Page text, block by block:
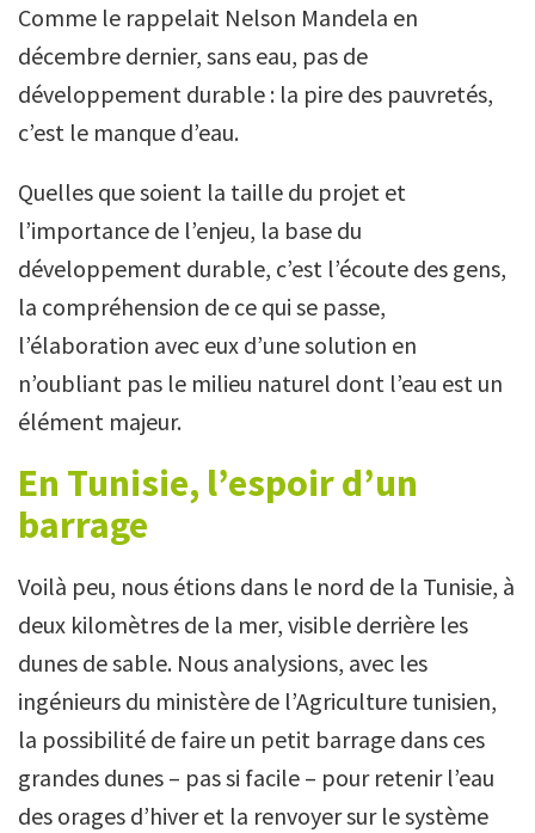
Comme le rappelait Nelson Mandela en
décembre dernier, sans eau, pas de
développement durable : la pire des pauvretés,
c’est le manque d’eau.
Quelles que soient la taille du projet et
l’importance de l’enjeu, la base du
développement durable, c’est l’écoute des gens,
la compréhension de ce qui se passe,
l’élaboration avec eux d’une solution en
n’oubliant pas le milieu naturel dont l’eau est un
élément majeur.
En Tunisie, l’espoir d’un
barrage
Voilà peu, nous étions dans le nord de la Tunisie, à
deux kilomètres de la mer, visible derrière les
dunes de sable. Nous analysions, avec les
ingénieurs du ministère de l’Agriculture tunisien,
la possibilité de faire un petit barrage dans ces
grandes dunes – pas si facile – pour retenir l’eau
des orages d’hiver et la renvoyer sur le système